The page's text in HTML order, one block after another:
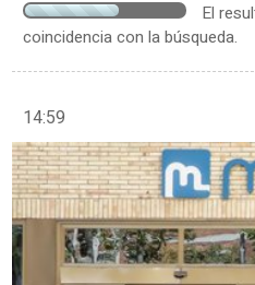
El
coincidencia con la búsqueda.
14:59